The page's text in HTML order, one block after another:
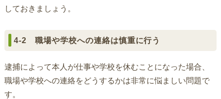
しておきましょう。
4-2 職場や学校への連絡は慎重に行う
逮捕によって本人が仕事や学校を休むことになった場合、
職場や学校への連絡をどうするかは非常に悩ましい問題で
す。